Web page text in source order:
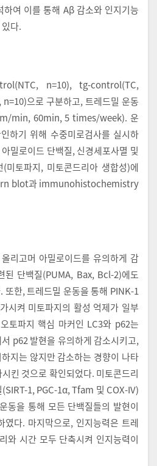
하여 이를 통해 Aβ 감소와 인지기능
다.
n=10), tg-control(TC,
으로 구분하고, 트레드밀 운동
min, 60min, 5 times/week). 운
하기 위해 수중미로검사를 실시하
밀로이드 단백질, 신경세포사멸 및
미토파지, 미토콘드리아 생합성)에
blot과 immunohistochemistry
리고머 아밀로이드를 유의하게 감
된 단백질(PUMA, Bax, Bcl-2)에도
또한, 트레드밀 운동을 통해 PINK-1
시켜 미토파지의 활성 억제가 일부
토파지 핵심 마커인 LC3와 p62는
p62 발현을 유의하게 감소시키고,
지는 않지만 감소하는 경향이 나타
킨 것으로 확인되었다. 미토콘드리
1, PGC-1α, Tfam 및 COX-IV)
동을 통해 모든 단백질들의 발현이
였다. 마지막으로, 인지능력은 트레
와 시간 모두 단축시켜 인지능력이